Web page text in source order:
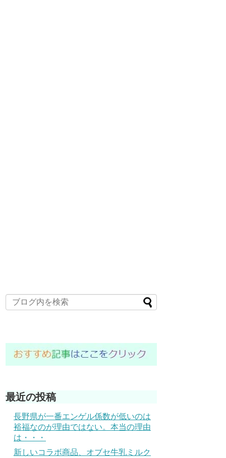
最近の投稿
長野県が一番エンゲル係数が低いのは
裕福なのが理由ではない。本当の理由
は・・・
新しいコラボ商品、オブセ牛乳ミルク